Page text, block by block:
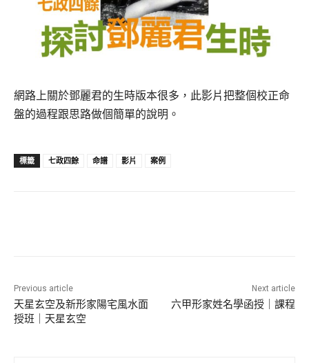
網路上關於鄧麗君的生時版本很多，此影片把整個校正命
盤的過程跟思路做個簡單的說明。
標籤 七政四餘 命譜 影片 案例
Previous article
天星玄空及新形家陽宅風水面
授班｜天星玄空
Next article
六甲形家姓名學函授｜課程